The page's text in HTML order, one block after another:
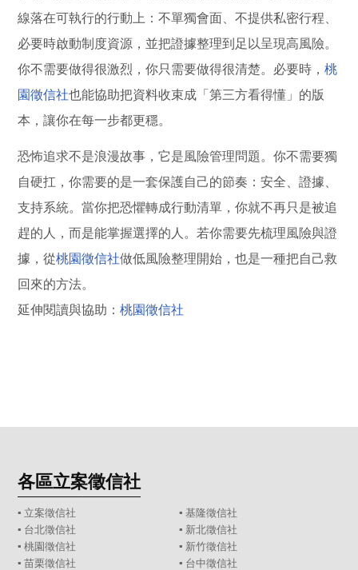
線落在可執行的行動上：不單獨會面、不提供私密行程、
必要時啟動制度資源，並把證據整理到足以呈現高風險。
你不需要做得很激烈，你只需要做得很清楚。必要時，桃
園徵信社也能協助把資料收束成「第三方看得懂」的版
本，讓你在每一步都更穩。
恐怖追求不是浪漫故事，它是風險管理問題。你不需要獨
自硬扛，你需要的是一套保護自己的節奏：安全、證據、
支持系統。當你把恐懼轉成行動清單，你就不再只是被追
趕的人，而是能掌握選擇的人。若你需要先梳理風險與證
據，從桃園徵信社做低風險整理開始，也是一種把自己救
回來的方法。
延伸閱讀與協助：桃園徵信社
各區立案徵信社
▪ 立案徵信社 ▪ 基隆徵信社
▪ 台北徵信社 ▪ 新北徵信社
▪桃園徵信社 ▪ 新竹徵信社
▪苗栗徵信社 ▪ 台中徵信社